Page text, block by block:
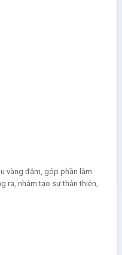
vàng đậm, góp phần làm
ra, nhằm tạo sự thân thiện,